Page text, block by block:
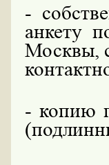
-
анкету
Москвы,
- копию